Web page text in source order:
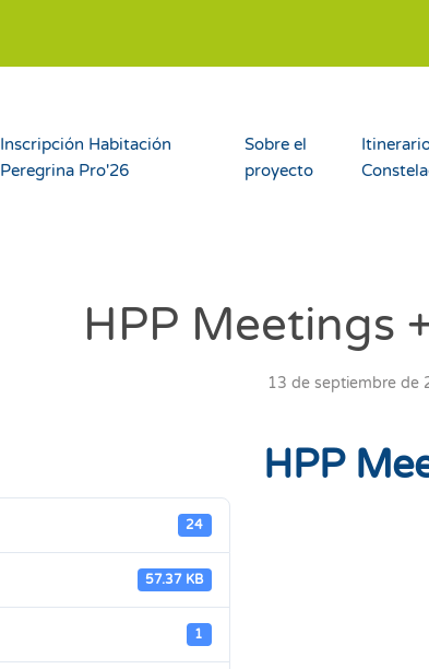
Inscripción Habitación
Peregrina Pro'26
Sobre el
proyecto
HPP Meetings
13 de septiembre de
24
57.37 KB
1
HPP